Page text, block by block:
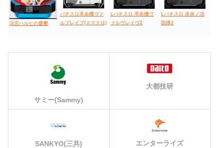
涼宮ハルヒの憂鬱
パチスロ革命機ヴァ
ルブレイブ(スマスロ)
Lパチスロ 革命機ヴ
ァルヴレイヴ2
Lパチスロ 炎炎ノ消
防隊2
サミー(Sammy)
大都技研
SANKYO(三共) エンターライズ